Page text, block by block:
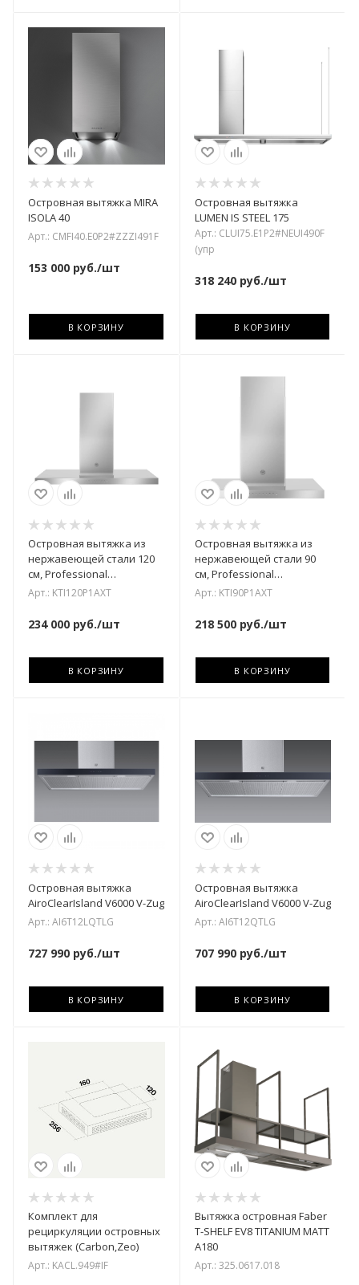
Островная вытяжка MIRA
ISOLA 40
Арт.: CMFI40.E0P2#ZZZI491F
153 000 руб./шт
В КОРЗИНУ
Островная вытяжка
LUMEN IS STEEL 175
Арт.: CLUI75.E1P2#NEUI490F
(упр
318 240руб./шт
В КОРЗИНУ
Островная вытяжка из
нержавеющей стали 120
см, Professional
KTI120P1AXT
Арт.: KTI120P1AXT
234 000 руб./шт
В КОРЗИНУ
Островная вытяжка из
нержавеющей стали 90
см, Professional
KTI90P1AXT
Арт.: KTI90P1AXT
218 500руб./шт
В КОРЗИНУ
Островная вытяжка
AiroClearIsland V6000 V-Zug
Арт.: AI6T12LQTLG
727 990 руб./шт
В КОРЗИНУ
Островная вытяжка
AiroClearIsland V6000 V-Zug
Арт.: AI6T12QTLG
707 990руб./шт
В КОРЗИНУ
Комплект для
рециркуляции островных
вытяжек (Carbon,Zeo)
Арт.: KACL.949#IF
Вытяжка островная Faber
T-SHELF EV8 TITANIUM MATT
A180
Арт.: 325.0617.018